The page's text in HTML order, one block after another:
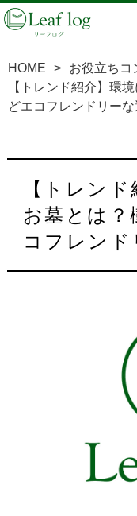
HOME > お役立ちコ
【トレンド紹介】環
どエコフレンドリー
【トレンド紹介】環境に優しい
お墓とは？
コフレンド